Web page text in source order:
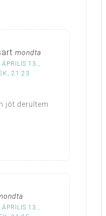
mondta
13.,
21:23
jót derültem
13.,